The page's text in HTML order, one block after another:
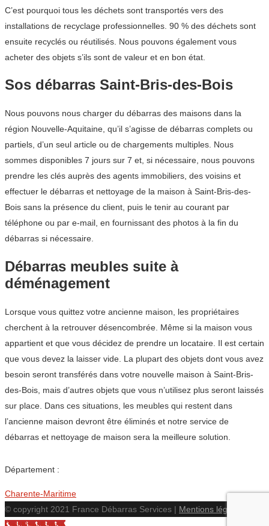
C’est pourquoi tous les déchets sont transportés vers des
installations de recyclage professionnelles. 90 % des déchets sont
ensuite recyclés ou réutilisés. Nous pouvons également vous
acheter des objets s’ils sont de valeur et en bon état.
Sos débarras Saint-Bris-des-Bois
Nous pouvons nous charger du débarras des maisons dans la
région Nouvelle-Aquitaine, qu’il s’agisse de débarras complets ou
partiels, d’un seul article ou de chargements multiples. Nous
sommes disponibles 7 jours sur 7 et, si nécessaire, nous pouvons
prendre les clés auprès des agents immobiliers, des voisins et
effectuer le débarras et nettoyage de la maison à Saint-Bris-des-
Bois sans la présence du client, puis le tenir au courant par
téléphone ou par e-mail, en fournissant des photos à la fin du
débarras si nécessaire.
Débarras meubles suite à
déménagement
Lorsque vous quittez votre ancienne maison, les propriétaires
cherchent à la retrouver désencombrée. Même si la maison vous
appartient et que vous décidez de prendre un locataire. Il est certain
que vous devez la laisser vide. La plupart des objets dont vous avez
besoin seront transférés dans votre nouvelle maison à Saint-Bris-
des-Bois, mais d’autres objets que vous n’utilisez plus seront laissés
sur place. Dans ces situations, les meubles qui restent dans
l’ancienne maison devront être éliminés et notre service de
débarras et nettoyage de maison sera la meilleure solution.
Département :
Charente-Maritime
© copyright 2021 France Débarras Services | Mentions légales